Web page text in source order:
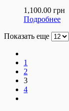
1,100.00 грн
Подробнее
Показать еще
1
2
3
4